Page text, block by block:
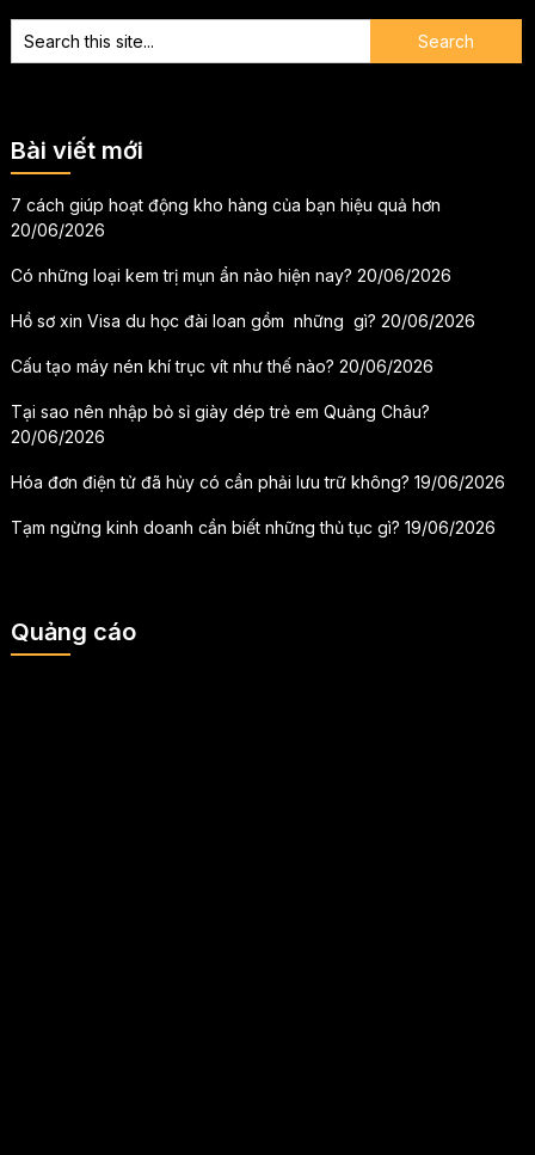
Bài viết mới
7 cách giúp hoạt động kho hàng của bạn hiệu quả hơn
20/06/2026
Có những loại kem trị mụn ẩn nào hiện nay? 20/06/2026
Hồ sơ xin Visa du học đài loan gồm những gì? 20/06/2026
Cấu tạo máy nén khí trục vít như thế nào? 20/06/2026
Tại sao nên nhập bỏ sỉ giày dép trẻ em Quảng Châu?
20/06/2026
Hóa đơn điện tử đã hủy có cần phải lưu trữ không? 19/06/2026
Tạm ngừng kinh doanh cần biết những thủ tục gì? 19/06/2026
Quảng cáo